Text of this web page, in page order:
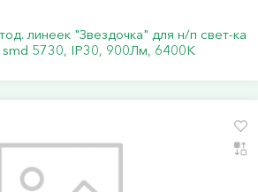
линеек "Звездочка" для н/п свет-ка
5730, IP30, 900Лм, 6400К